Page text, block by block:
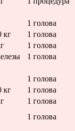
1 голова
кг
1 голова
1 голова
1 голова
1 голова
кг
1 голова
1 голова
1 голова